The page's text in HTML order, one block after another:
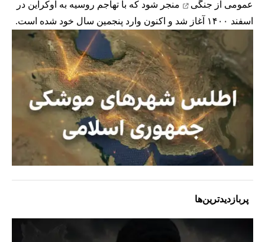
عمومی از جنگی
منجر شود که با تهاجم روسیه به اوکراین در
اسفند ۱۴۰۰ آغاز شد و اکنون وارد پنجمین سال خود شده است.
پربازدیدترین‌ها